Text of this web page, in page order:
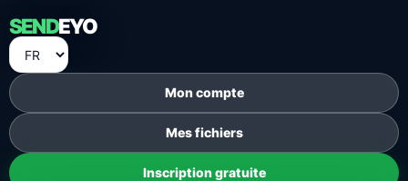
SENDEYO
Mon compte
Mes fichiers
Inscription gratuite